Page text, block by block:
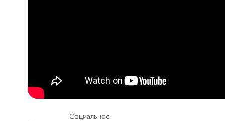
Социальное